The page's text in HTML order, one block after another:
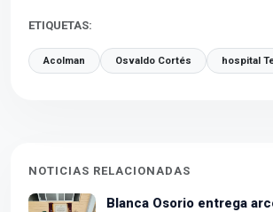
ETIQUETAS:
Acolman Osvaldo Cortés hospital
NOTICIAS RELACIONADAS
Blanca Osorio entrega